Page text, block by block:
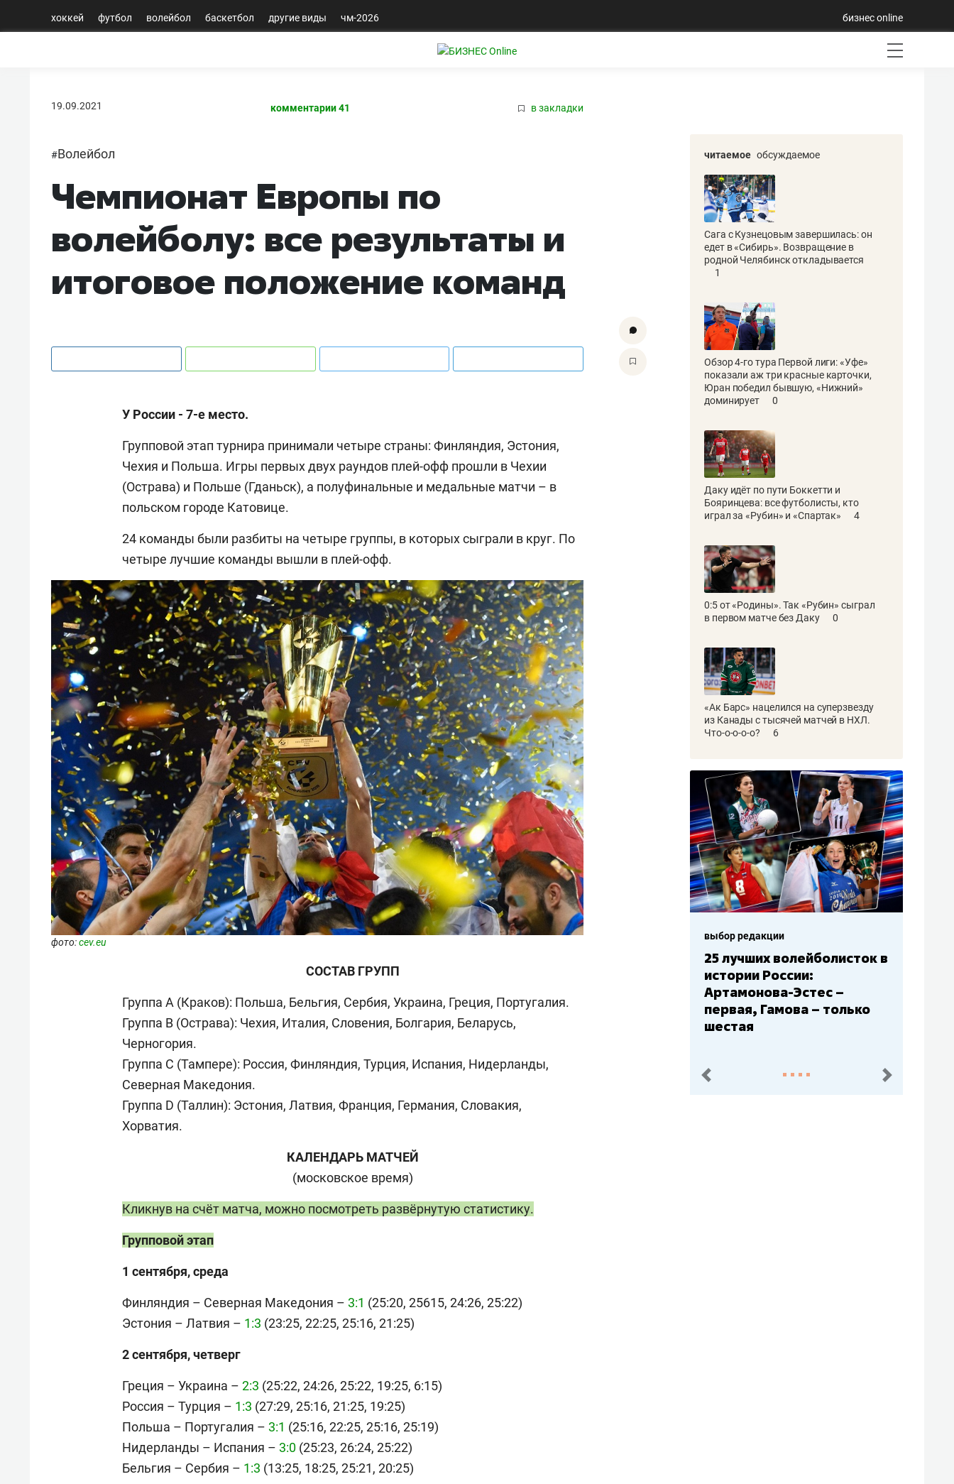
хоккей футбол волейбол баскетбол другие виды чм-2026 бизнес online
19.09.2021 комментарии 41 в закладки
#Волейбол
Чемпионат Европы по
волейболу: все результаты и
итоговое положение команд
У России - 7-е место.
Групповой этап турнира принимали четыре страны: Финляндия, Эстония,
Чехия и Польша. Игры первых двух раундов плей-офф прошли в Чехии
(Острава) и Польше (Гданьск), а полуфинальные и медальные матчи – в
польском городе Катовице.
24 команды были разбиты на четыре группы, в которых сыграли в круг. По
четыре лучшие команды вышли в плей-офф.
фото:cev.eu
СОСТАВ ГРУПП
Группа А (Краков): Польша, Бельгия, Сербия, Украина, Греция, Португалия.
Группа B (Острава): Чехия, Италия, Словения, Болгария, Беларусь,
Черногория.
Группа С (Тампере): Россия, Финляндия, Турция, Испания, Нидерланды,
Северная Македония.
Группа D (Таллин): Эстония, Латвия, Франция, Германия, Словакия,
Хорватия.
КАЛЕНДАРЬ МАТЧЕЙ
(московское время)
Кликнув на счёт матча, можно посмотреть развёрнутую статистику.
Групповой этап
1 сентября, среда
Финляндия – Северная Македония – 3:1 (25:20, 25615, 24:26, 25:22)
Эстония – Латвия – 1:3 (23:25, 22:25, 25:16, 21:25)
2 сентября, четверг
Греция – Украина – 2:3 (25:22, 24:26, 25:22, 19:25, 6:15)
Россия – Турция – 1:3 (27:29, 25:16, 21:25, 19:25)
Польша – Португалия – 3:1 (25:16, 22:25, 25:16, 25:19)
Нидерланды – Испания – 3:0 (25:23, 26:24, 25:22)
Бельгия – Сербия – 1:3 (13:25, 18:25, 25:21, 20:25)
читаемое обсуждаемое
Сага с Кузнецовым завершилась: он
едет в «Сибирь». Возвращение в
родной Челябинск откладывается
1
Обзор 4-го тура Первой лиги: «Уфе»
показали аж три красные карточки,
Юран победил бывшую, «Нижний»
доминирует
0
Даку идёт по пути Боккетти и
Бояринцева: все футболисты, кто
играл за «Рубин» и «Спартак»
4
0:5 от «Родины». Так «Рубин» сыграл
в первом матче без Даку
0
«Ак Барс» нацелился на суперзвезду
из Канады с тысячей матчей в НХЛ.
Что-о-о-о-о?
6
выбор редакции
Бюджеты клубов КХЛ: СКА
– главный мажор, «Ак
Барс» – второй, «Салават
Юлаев» – середняк
пред. след.